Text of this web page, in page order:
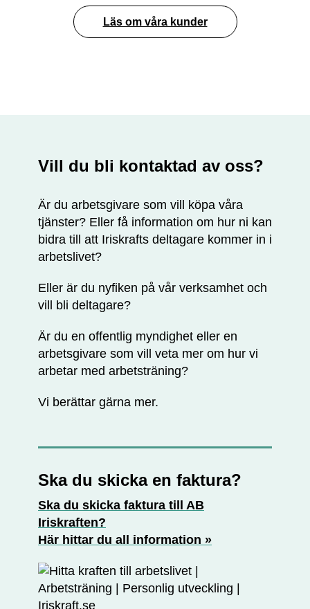
Läs om våra kunder
Vill du bli kontaktad av oss?
Är du arbetsgivare som vill köpa våra
tjänster? Eller få information om hur ni kan
bidra till att Iriskrafts deltagare kommer in i
arbetslivet?
Eller är du nyfiken på vår verksamhet och
vill bli deltagare?
Är du en offentlig myndighet eller en
arbetsgivare som vill veta mer om hur vi
arbetar med arbetsträning?
Vi berättar gärna mer.
Ska du skicka en faktura?
Ska du skicka faktura till AB
Iriskraften?
Här hittar du all information »